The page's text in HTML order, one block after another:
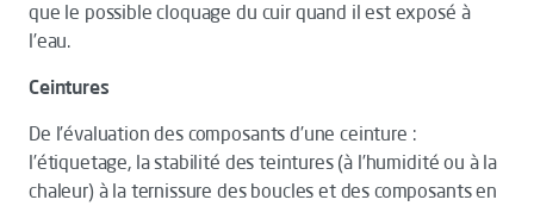
que le possible cloquage du cuir quand il est exposé à
l’eau.
Ceintures
De l’évaluation des composants d’une ceinture :
l’étiquetage, la stabilité des teintures (à l’humidité ou à la
chaleur) à la ternissure des boucles et des composants en